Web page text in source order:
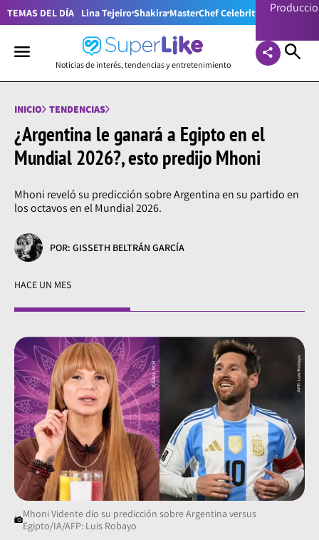
TEMAS DEL DÍA Lina TejeiroShakira MasterChef Celebrity Colombia
Noticias de interés, tendencias y entretenimiento
INICIO TENDENCIAS
¿Argentina le ganará a Egipto en el
Mundial 2026?, esto predijo Mhoni
Mhoni reveló su predicción sobre Argentina en su partido en
los octavos en el Mundial 2026.
POR: GISSETH BELTRÁN GARCÍA
HACE UN MES
Mhoni Vidente dio su predicción sobre Argentina versus
Egipto/IA/AFP: Luis Robayo